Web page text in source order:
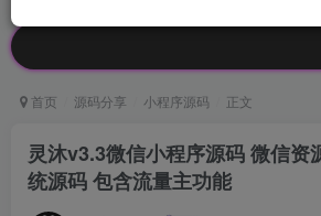
首页 源码分享 小程序源码 正文
灵沐v3.3微信小程序源码 微信资
统源码 包含流量主功能